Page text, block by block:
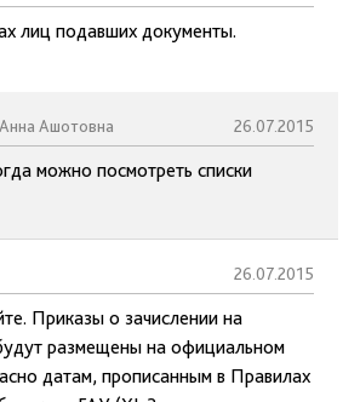
лиц подавших документы.
Ашотовна 26.07.2015
можно посмотреть списки
26.07.2015
Приказы о зачислении на
размещены на официальном
датам, прописанным в Правилах